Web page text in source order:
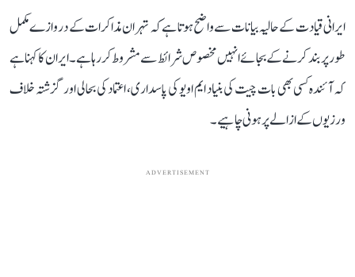
ایرانی قیادت کے حالیہ بیانات سے واضح ہوتا ہے کہ تہران مذاکرات کے دروازے مکمل
طور پر بند کرنے کے بجائے انہیں مخصوص شرائط سے مشروط کر رہا ہے۔ ایران کا کہنا ہے
کہ آئندہ کسی بھی بات چیت کی بنیاد ایم او یو کی پاسداری، اعتماد کی بحالی اور گزشتہ خلاف
ورزیوں کے ازالے پر ہونی چاہیے۔
ADVERTISEMENT